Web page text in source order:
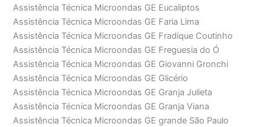
Assistência Técnica Microondas GE Eucaliptos
Assistência Técnica Microondas GE Faria Lima
Assistência Técnica Microondas GE Fradique Coutinho
Assistência Técnica Microondas GE Freguesia do Ó
Assistência Técnica Microondas GE Giovanni Gronchi
Assistência Técnica Microondas GE Glicério
Assistência Técnica Microondas GE Granja Julieta
Assistência Técnica Microondas GE Granja Viana
Assistência Técnica Microondas GE grande São Paulo